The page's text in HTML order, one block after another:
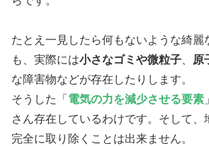
たとえ一見したら何もないような綺麗
も、実際には小さなゴミや微粒子 原
な障害物などが存在したりします。
そうした「 電気の力を減少させる要素
さん存在しているわけです。そして、
完全に取り除くことは出来ません。